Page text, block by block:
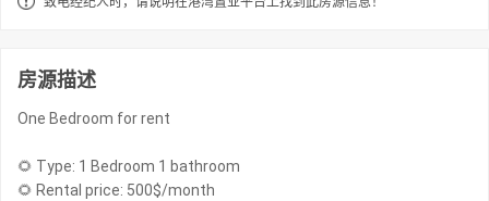
房源描述
One Bedroom for rent
🌻 Type: 1 Bedroom 1 bathroom
🌻 Rental price: 500$/month